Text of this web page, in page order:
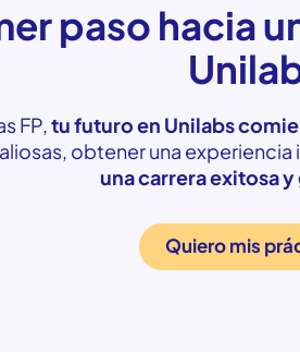
paso hacia
FP,tu futuro en Unilabs
obtener una
una carrera exitosa
Quiero mis